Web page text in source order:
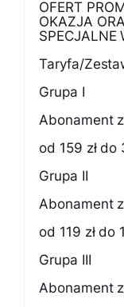
OFERT
OKAZJA
SPECJALNE
Taryfa/
Grupa I
Abonament
od 159 zł do
Grupa II
Abonament
od 119 zł do
Grupa III
Abonament